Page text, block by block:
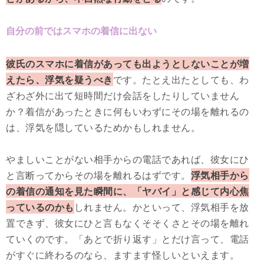
自分の前ではスマホの着信に出ない
彼氏のスマホに着信があっても出ようとしないことが増
えたら、浮気を疑うべきです。たとえ出たとしても、わ
ざわざ外に出て短時間だけ会話をしたりしていません
か？着信があったときに何もいわずにその場を離れるの
は、浮気を隠しているためかもしれません。
やましいことがない相手からの電話であれば、彼女にひ
と言断ってからその場を離れるはずです。 浮気相手から
の着信の通知を見た瞬間に、「ヤバイ」と感じて内心焦
っているのかも しれません。かといって、浮気相手を放
置できず、彼女にひと言もなくそそくさとその場を離れ
ていくのです。「あとで折り返す」とだけ言って、電話
がすぐに終わるのなら、ますます怪しいといえます。